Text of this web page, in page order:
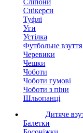
Сліпони
Снікерси
Туфлі
Уги
Устілка
Футбольне взуття
Черевики
Чешки
Чоботи
Чоботи гумові
Чоботи з піни
Шльопанці
Дитяче
Балетки